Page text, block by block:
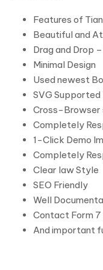
Features of Tian
Beautiful and
Drag and Drop –
Minimal Design
Used newest
SVG Supported
Cross-Browser
Completely
1-Click Demo
Completely
Clear law Style
SEO Friendly
Well
Contact Form 7
And important